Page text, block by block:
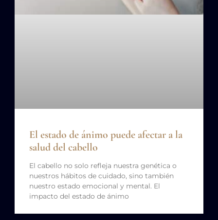
El estado de ánimo puede afectar a la
salud del cabello
El cabello no solo refleja nuestra genética o
nuestros hábitos de cuidado, sino también
nuestro estado emocional y mental. El
impacto del estado de ánimo